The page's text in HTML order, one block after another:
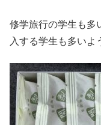
修学旅行の学生も多
入する学生も多いよ